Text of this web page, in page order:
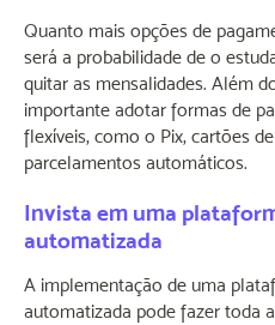
Quanto mais opções de
será a probabilidade de o
quitar as mensalidades. Além
importante adotar formas de
flexíveis, como o Pix, cartões
parcelamentos automáticos.
Invista em uma
automatizada
A implementação de uma
automatizada pode fazer toda